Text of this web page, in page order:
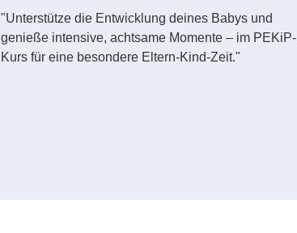
"Unterstütze die Entwicklung deines Babys und
genieße intensive, achtsame Momente – im PEKiP-
Kurs für eine besondere Eltern-Kind-Zeit."